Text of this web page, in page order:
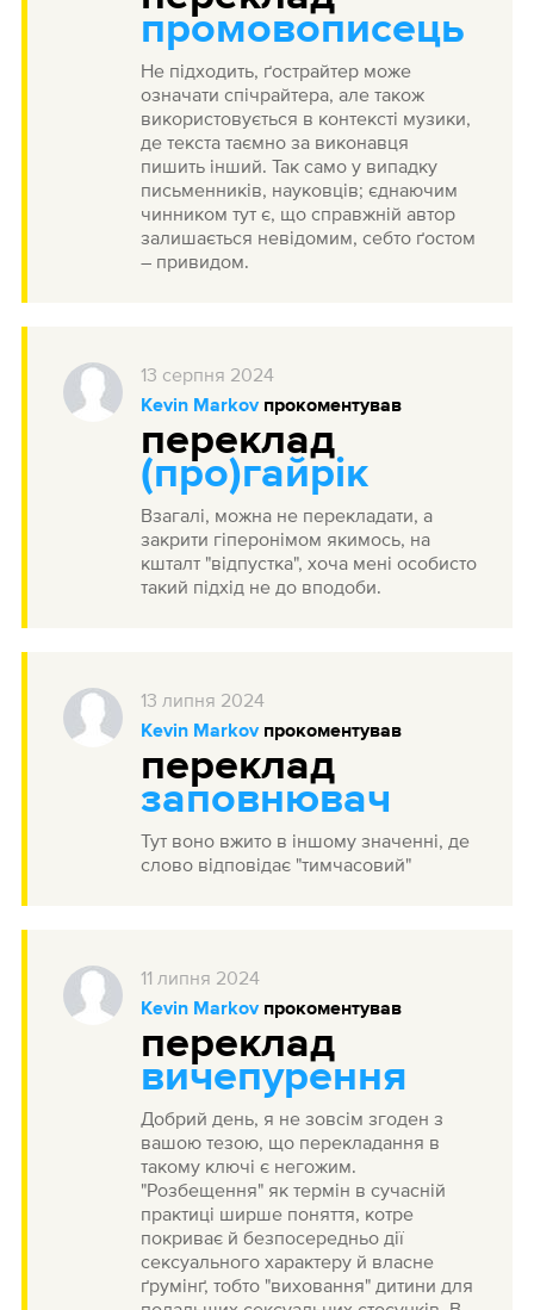
промовописець
Не підходить, ґострайтер може
означати спічрайтера, але також
використовується в контексті музики,
де текста таємно за виконавця
пишить інший. Так само у випадку
письменників, науковців; єднаючим
чинником тут є, що справжній автор
залишається невідомим, себто ґостом
– привидом.
13 серпня 2024
Kevin Markovпрокоментував
переклад
(про)гайрік
Взагалі, можна не перекладати, а
закрити гіперонімом якимось, на
кшталт "відпустка", хоча мені особисто
такий підхід не до вподоби.
13 липня 2024
Kevin Markovпрокоментував
переклад
заповнювач
Тут воно вжито в іншому значенні, де
слово відповідає "тимчасовий"
11 липня 2024
Kevin Markovпрокоментував
переклад
вичепурення
Добрий день, я не зовсім згоден з
вашою тезою, що перекладання в
такому ключі є негожим.
"Розбещення" як термін в сучасній
практиці ширше поняття, котре
покриває й безпосередньо дії
сексуального характеру й власне
ґрумінґ, тобто "виховання" дитини для